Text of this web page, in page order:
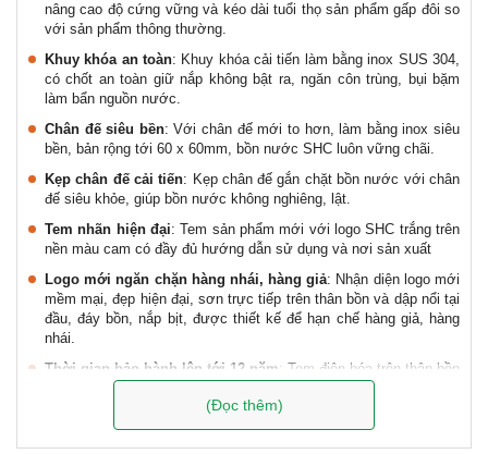
nâng cao độ cứng vững và kéo dài tuổi thọ sản phẩm gấp đôi so
với sản phẩm thông thường.
Khuy khóa an toàn: Khuy khóa cải tiến làm bằng inox SUS 304,
có chốt an toàn giữ nắp không bật ra, ngăn côn trùng, bụi bặm
làm bẩn nguồn nước.
Chân đế siêu bền: Với chân đế mới to hơn, làm bằng inox siêu
bền, bản rộng tới 60 x 60mm, bồn nước SHC luôn vững chãi.
Kẹp chân đế cải tiến: Kẹp chân đế gắn chặt bồn nước với chân
đế siêu khỏe, giúp bồn nước không nghiêng, lật.
Tem nhãn hiện đại: Tem sản phẩm mới với logo SHC trắng trên
nền màu cam có đầy đủ hướng dẫn sử dụng và nơi sản xuất
Logo mới ngăn chặn hàng nhái, hàng giả: Nhận diện logo mới
mềm mại, đẹp hiện đại, sơn trực tiếp trên thân bồn và dập nổi tại
đầu, đáy bồn, nắp bịt, được thiết kế để hạn chế hàng giả, hàng
nhái.
Thời gian bảo hành lên tới 12 năm: Tem điện hóa trên thân bồn
ghi rõ thông tin sản phẩm và bảo hành. Cam kết chất lượng sản
phẩm với thời gian bảo hành lâu nhất.
(Đọc thêm)